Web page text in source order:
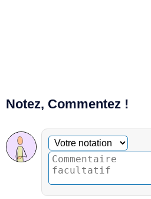
Notez, Commentez !
Commentaire facultatif
Votre notation